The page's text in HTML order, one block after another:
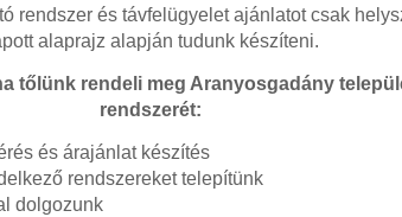
rendszer és távfelügyelet ajánlatot csak
alaprajz alapján tudunk készíteni.
tőlünk rendeli meg Aranyosgadány
rendszerét:
és árajánlat készítés
rendszereket telepítünk
dolgozunk